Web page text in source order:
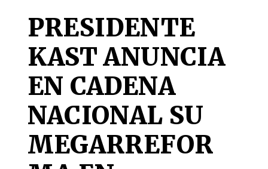
PRESIDENTE
KAST ANUNCIA
EN CADENA
NACIONAL SU
MEGARREFOR